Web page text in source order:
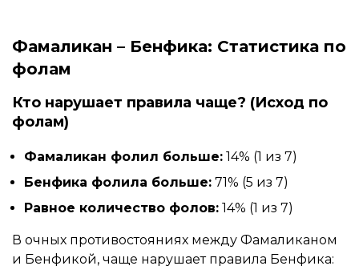
Фамаликан – Бенфика: Статистика по
фолам
Кто нарушает правила чаще? (Исход по
фолам)
Фамаликан фолил больше: 14% (1 из 7)
Бенфика фолила больше: 71% (5 из 7)
Равное количество фолов: 14% (1 из 7)
В очных противостояниях между Фамаликаном
и Бенфикой, чаще нарушает правила Бенфика: